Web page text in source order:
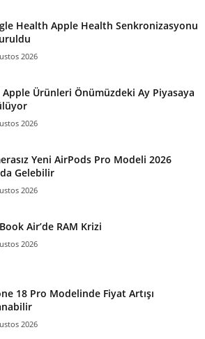
Health Apple Health Senkronizasyonu
2026
Apple Ürünleri Önümüzdeki Ay Piyasaya
2026
Yeni AirPods Pro Modeli 2026
Gelebilir
2026
Air’de RAM Krizi
2026
18 Pro Modelinde Fiyat Artışı
2026